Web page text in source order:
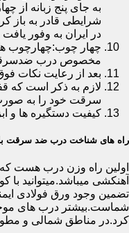
به جای پنج زبانه از
شرایطی قادر به باز
در ایران به وفور
چهار چوب:چهارچوب
مخصوص درب ضدسرقت
بعد از رعایت نکات
لازم به ذکر است که
سرقت خود را به
کیفیت دستگیره ها و
راه های شناخت درب ضد سرقت
آهنکشی میباشد.میتوانید
تضمین وجود ورق فولادی
کرد.در مناطق شمالی و